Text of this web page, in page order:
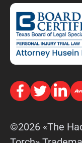
©2026 «The